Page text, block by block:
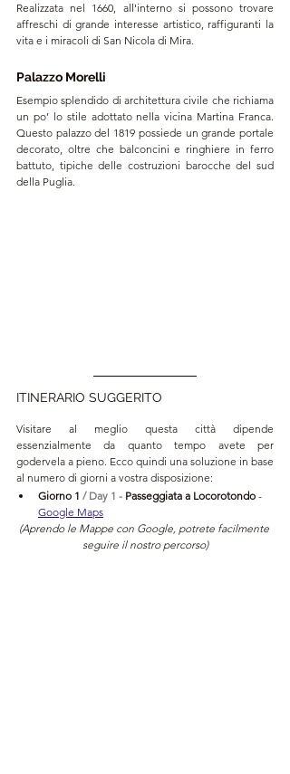
Realizzata nel 1660, all'interno si possono trovare
affreschi di grande interesse artistico, raffiguranti la
vita e i miracoli di San Nicola di Mira.
Palazzo Morelli
Esempio splendido di architettura civile che richiama
un po’ lo stile adottato nella vicina Martina Franca.
Questo palazzo del 1819 possiede un grande portale
decorato, oltre che balconcini e ringhiere in ferro
battuto, tipiche delle costruzioni barocche del sud
della Puglia.
ITINERARIO SUGGERITO
Visitare al meglio questa città dipende
essenzialmente da quanto tempo avete per
godervela a pieno. Ecco quindi una soluzione in base
al numero di giorni a vostra disposizione:
Giorno 1 / Day 1 - Passeggiata a Locorotondo -
Google Maps
(Aprendo le Mappe con Google, potrete facilmente
seguire il nostro percorso)